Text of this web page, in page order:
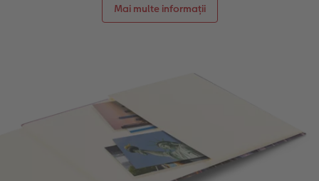
Mai multe informații